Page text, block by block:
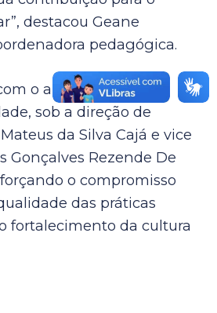
destacou Geane
pedagógica.
o apoio da equipe
sob a direção de
da Silva Cajá e vice
Gonçalves Rezende De
o compromisso
das práticas
fortalecimento da cultura